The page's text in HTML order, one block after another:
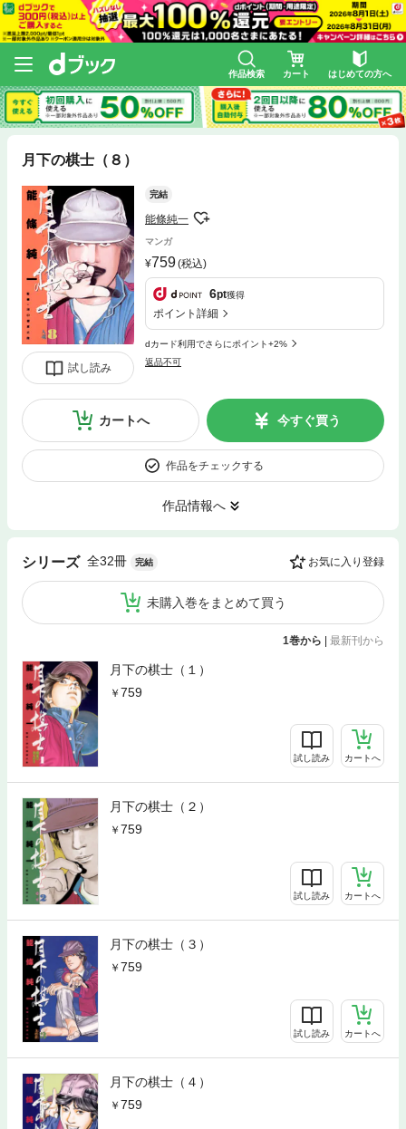
作品検索 カート はじめての方へ
月下の棋士（８）
試し読み
完結
能條純一
マンガ
759(税込)
6pt獲得
ポイント詳細
dカード利用でさらにポイント+2%
返品不可
カートへ 今すぐ買う
作品をチェックする
作品情報へ
シリーズ 全32冊 完結 お気に入り登録
未購入巻をまとめて買う
1巻から | 最新刊から
月下の棋士（１）
759
試し読み カートへ
月下の棋士（２）
759
試し読み カートへ
月下の棋士（３）
759
試し読み カートへ
月下の棋士（４）
759